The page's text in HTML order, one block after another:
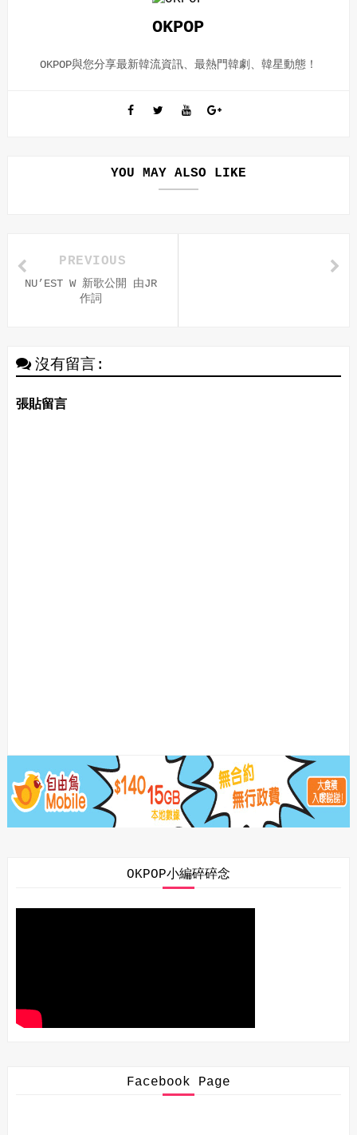
OKPOP
OKPOP與您分享最新韓流資訊、最熱門韓劇、韓星動態！
YOU MAY ALSO LIKE
PREVIOUS
NU’EST W 新歌公開 由JR
作詞
沒有留言:
張貼留言
OKPOP小編碎碎念
Facebook Page